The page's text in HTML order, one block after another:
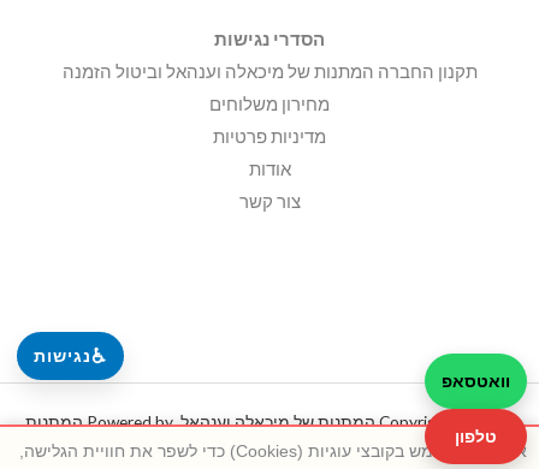
♿נגישות
הסדרי נגישות
תקנון החברה המתנות של מיכאלה וענהאל וביטול הזמנה
מחירון משלוחים
מדיניות פרטיות
אודות
צור קשר
Copyright © 2026 המתנות של מיכאלה וענהאל. Powered by המתנות
של מיכאלה וענהאל.
וואטסאפ
טלפון
אתר זה משתמש בקובצי עוגיות (Cookies) כדי לשפר את חוויית הגלישה,